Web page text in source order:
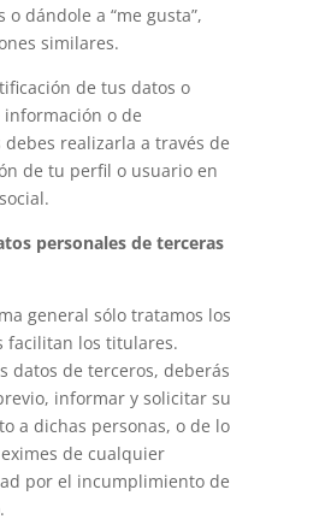
o dándole a “me gusta”,
similares.
de tus datos o
o de
realizarla a través de
de tu perfil o usuario en
personales de terceras
general sólo tratamos los
facilitan los titulares.
datos de terceros, deberás
informar y solicitar su
a dichas personas, o de lo
de cualquier
por el incumplimiento de